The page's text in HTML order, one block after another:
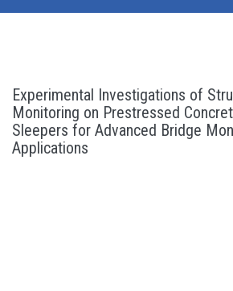
Experimental Investigations of
Monitoring on Prestressed
Sleepers for Advanced Bridge
Applications